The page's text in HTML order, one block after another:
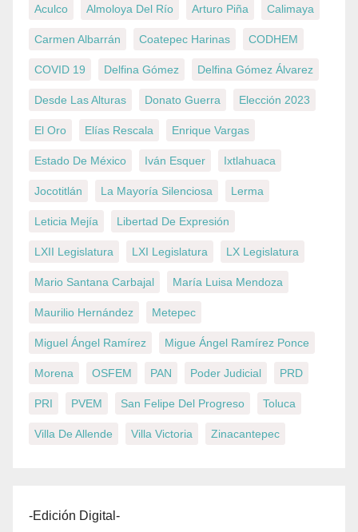
Aculco Almoloya Del Río Arturo Piña Calimaya
Carmen Albarrán Coatepec Harinas CODHEM
COVID 19 Delfina Gómez Delfina Gómez Álvarez
Desde Las Alturas Donato Guerra Elección 2023
El Oro Elías Rescala Enrique Vargas
Estado De México Iván Esquer Ixtlahuaca
Jocotitlán La Mayoría Silenciosa Lerma
Leticia Mejía Libertad De Expresión
LXII Legislatura LXI Legislatura LX Legislatura
Mario Santana Carbajal María Luisa Mendoza
Maurilio Hernández Metepec
Miguel Ángel Ramírez Migue Ángel Ramírez Ponce
Morena OSFEM PAN Poder Judicial PRD
PRI PVEM San Felipe Del Progreso Toluca
Villa De Allende Villa Victoria Zinacantepec
-Edición Digital-